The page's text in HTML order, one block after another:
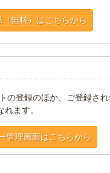
（無料）はこちらから
の登録のほか、ご登録さ
ます。
管理画面はこちらから